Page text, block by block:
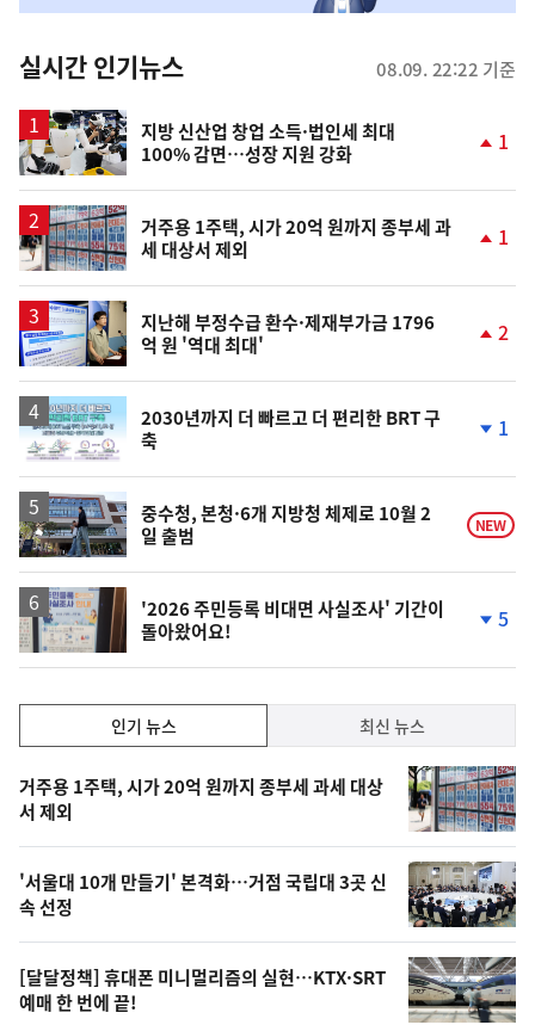
뉴
스
실시간 인기뉴스 08.09. 22:22 기준
지방 신산업 창업 소득·법인세 최대
100% 감면…성장 지원 강화
1
거주용 1주택, 시가 20억 원까지 종부세 과
세 대상서 제외
1
지난해 부정수급 환수·제재부가금 1796
억 원 '역대 최대'
2
2030년까지 더 빠르고 더 편리한 BRT 구
축
락
1
중수청, 본청·6개 지방청 체제로 10월 2
일 출범
NEW
'2026 주민등록 비대면 사실조사' 기간이
돌아왔어요!
락
5
기,
최
신,
오
늘
의
영
상
인기 뉴스 최신 뉴스
기
뉴
스
거주용 1주택, 시가 20억 원까지 종부세 과세 대상
서 제외
'서울대 10개 만들기' 본격화…거점 국립대 3곳 신
속 선정
[달달정책] 휴대폰 미니멀리즘의 실현…KTX·SRT
예매 한 번에 끝!